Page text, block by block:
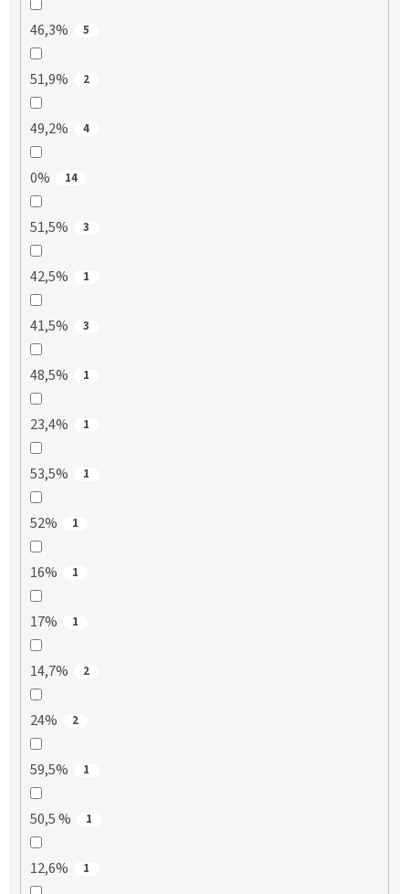
46,3% 5
51,9% 2
49,2% 4
0% 14
51,5% 3
42,5% 1
41,5% 3
48,5% 1
23,4% 1
53,5% 1
52% 1
16% 1
17% 1
14,7% 2
24% 2
59,5% 1
50,5 % 1
12,6% 1